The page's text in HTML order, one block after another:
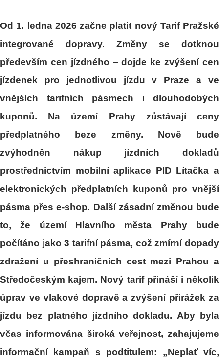
Od 1. ledna 2026 začne platit nový Tarif Pražské
integrované dopravy. Změny se dotknou
především cen jízdného – dojde ke zvýšení cen
jízdenek pro jednotlivou jízdu v Praze a ve
vnějších tarifních pásmech i dlouhodobých
kuponů. Na území Prahy zůstávají ceny
předplatného beze změny. Nově bude
zvýhodněn nákup jízdních dokladů
prostřednictvím mobilní aplikace PID Lítačka a
elektronických předplatních kuponů pro vnější
pásma přes e-shop. Další zásadní změnou bude
to, že území Hlavního města Prahy bude
počítáno jako 3 tarifní pásma, což zmírní dopady
zdražení u přeshraničních cest mezi Prahou a
Středočeským kajem. Nový tarif přináší i několik
úprav ve vlakové dopravě a zvýšení přirážek za
jízdu bez platného jízdního dokladu. Aby byla
včas informována široká veřejnost, zahajujeme
informační kampaň s podtitulem: „Neplať víc,